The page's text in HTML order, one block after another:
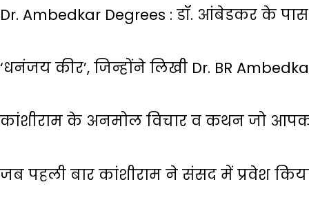
Dr. Ambedkar Degrees : डॉ. आंबेडकर के पास
‘धनंजय कीर’, जिन्होंने लिखी Dr. BR
कांशीराम के अनमोल विचार व कथन जो
जब पहली बार कांशीराम ने संसद में प्रवेश